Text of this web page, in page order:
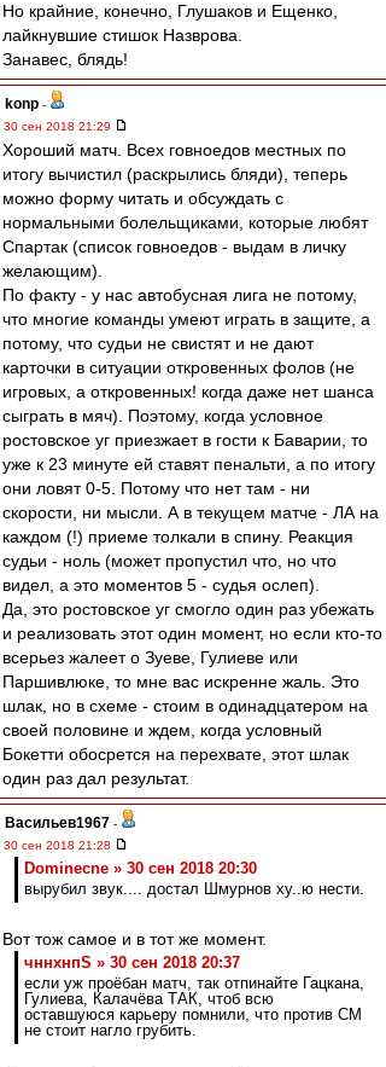
Но крайние, конечно, Глушаков и Ещенко,
лайкнувшие стишок Назврова.
Занавес, блядь!
konp -
30 сен 2018 21:29
Хороший матч. Всех говноедов местных по
итогу вычистил (раскрылись бляди), теперь
можно форму читать и обсуждать с
нормальными болельщиками, которые любят
Спартак (список говноедов - выдам в личку
желающим).
По факту - у нас автобусная лига не потому,
что многие команды умеют играть в защите, а
потому, что судьи не свистят и не дают
карточки в ситуации откровенных фолов (не
игровых, а откровенных! когда даже нет шанса
сыграть в мяч). Поэтому, когда условное
ростовское уг приезжает в гости к Баварии, то
уже к 23 минуте ей ставят пенальти, а по итогу
они ловят 0-5. Потому что нет там - ни
скорости, ни мысли. А в текущем матче - ЛА на
каждом (!) приеме толкали в спину. Реакция
судьи - ноль (может пропустил что, но что
видел, а это моментов 5 - судья ослеп).
Да, это ростовское уг смогло один раз убежать
и реализовать этот один момент, но если кто-то
всерьез жалеет о Зуеве, Гулиеве или
Паршивлюке, то мне вас искренне жаль. Это
шлак, но в схеме - стоим в одинадцатером на
своей половине и ждем, когда условный
Бокетти обосрется на перехвате, этот шлак
один раз дал результат.
Васильев1967 -
30 сен 2018 21:28
Dominecne » 30 сен 2018 20:30
вырубил звук.... достал Шмурнов ху..ю нести.
Вот тож самое и в тот же момент.
чннхнпS » 30 сен 2018 20:37
если уж проёбан матч, так отпинайте Гацкана,
Гулиева, Калачёва ТАК, чтоб всю
оставшуюся карьеру помнили, что против СМ
не стоит нагло грубить.